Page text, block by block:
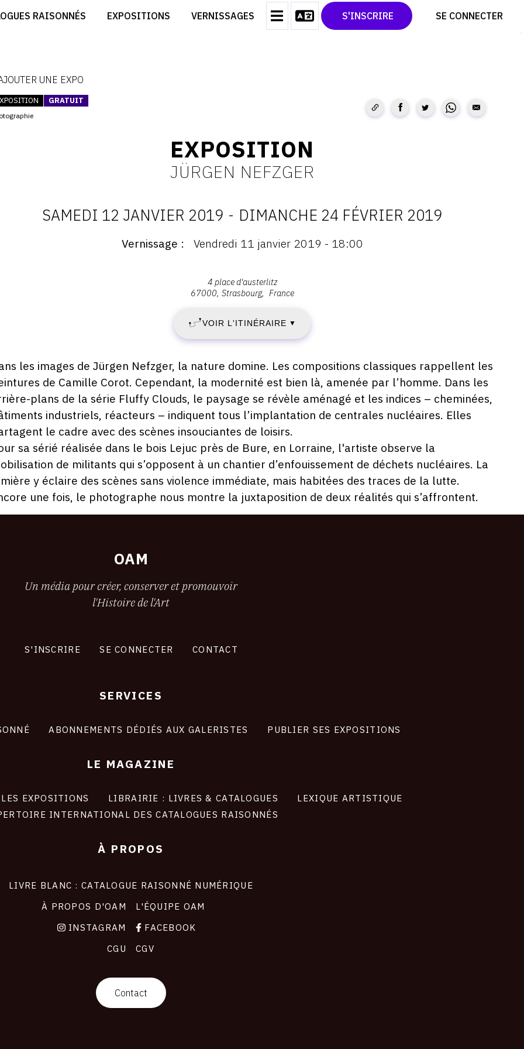
RAISONNÉS EXPOSITIONS VERNISSAGES S'INSCRIRE SE CONNECTER
CRÉER SON CATALOGUE D'EXPO
CONTACT
CGU
TWITTER
PINTEREST
UNE EXPO
GRATUIT
EXPOSITION
JÜRGEN NEFZGER
DATES
SAMEDI
12
JANVIER
2019
-
DIMANCHE
24
FÉVRIER
2019
SAMEDI 12 JANVIER 2019 - DIMANCHE 24 FÉVRIER 2019
Vernissage Vendredi 11 janvier 2019 - 18:00
67000
Strasbourg
4 place d'austerlitz
67000 Strasbourg France
VOIR L'ITINÉRAIRE ▼
les images de Jürgen Nefzger, la nature domine. Les compositions classiques rappellent les
de Camille Corot. Cependant, la modernité est bien là, amenée par l’homme. Dans les
plans de la série Fluffy Clouds, le paysage se révèle aménagé et les indices – cheminées,
industriels, réacteurs – indiquent tous l’implantation de centrales nucléaires. Elles
le cadre avec des scènes insouciantes de loisirs.
sa sérié réalisée dans le bois Lejuc près de Bure, en Lorraine, l'artiste observe la
de militants qui s’opposent à un chantier d’enfouissement de déchets nucléaires. La
y éclaire des scènes sans violence immédiate, mais habitées des traces de la lutte.
une fois, le photographe nous montre la juxtaposition de deux réalités qui s’affrontent.
OAM
Un média pour créer, conserver et promouvoir
l'Histoire de l'Art
S'INSCRIRE SE CONNECTER CONTACT
SERVICES
ABONNEMENTS DÉDIÉS AUX GALERISTES PUBLIER SES EXPOSITIONS
LE MAGAZINE
LES EXPOSITIONS LIBRAIRIE : LIVRES & CATALOGUES
LEXIQUE ARTISTIQUE
INTERNATIONAL DES CATALOGUES RAISONNÉS
À PROPOS
LIVRE BLANC : CATALOGUE RAISONNÉ NUMÉRIQUE
À PROPOS D'OAM
L'ÉQUIPE OAM
INSTAGRAM
FACEBOOK
CGU
CGV
Contact